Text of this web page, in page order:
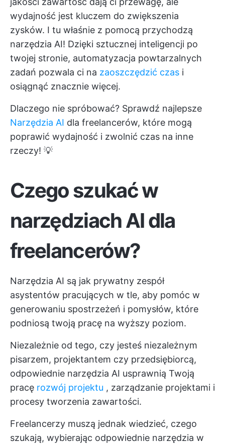
wydajność jest kluczem do zwiększenia
zysków. I tu właśnie z pomocą przychodzą
narzędzia AI! Dzięki sztucznej inteligencji po
twojej stronie, automatyzacja powtarzalnych
zadań pozwala ci na zaoszczędzić czas i
osiągnąć znacznie więcej.
Dlaczego nie spróbować? Sprawdź najlepsze
Narzędzia AI dla freelancerów, które mogą
poprawić wydajność i zwolnić czas na inne
rzeczy! 💡
Czego szukać w
narzędziach AI dla
freelancerów?
Narzędzia AI są jak prywatny zespół
asystentów pracujących w tle, aby pomóc w
generowaniu spostrzeżeń i pomysłów, które
podniosą twoją pracę na wyższy poziom.
Niezależnie od tego, czy jesteś niezależnym
pisarzem, projektantem czy przedsiębiorcą,
odpowiednie narzędzia AI usprawnią Twoją
pracę rozwój projektu , zarządzanie projektami i
procesy tworzenia zawartości.
Freelancerzy muszą jednak wiedzieć, czego
szukają, wybierając odpowiednie narzędzia w